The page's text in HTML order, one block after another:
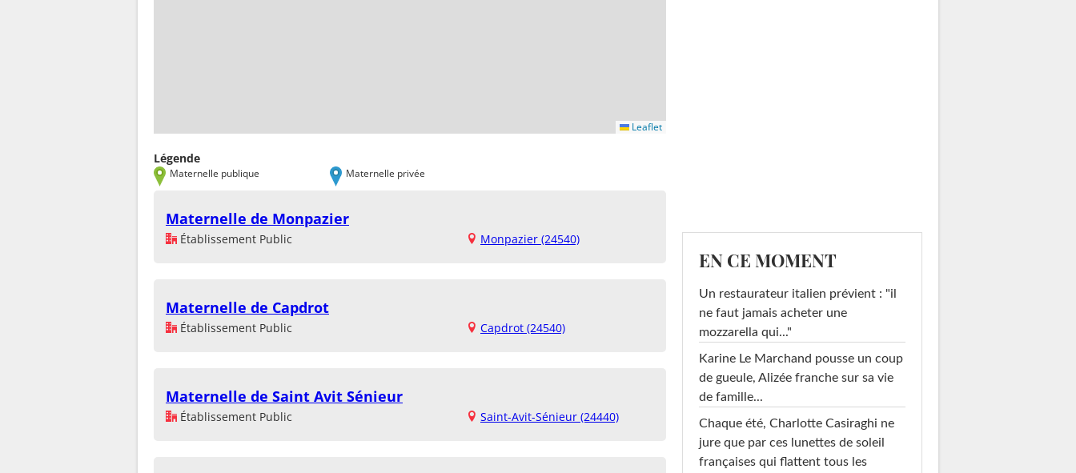
Leaflet
Légende
Maternelle publique Maternelle privée
Maternelle de Monpazier
Établissement Public Monpazier (24540)
Maternelle de Capdrot
Établissement Public Capdrot (24540)
Maternelle de Saint Avit Sénieur
Établissement Public Saint-Avit-Sénieur (24440)
EN CE MOMENT
Un restaurateur italien prévient : "il
ne faut jamais acheter une
mozzarella qui..."
Karine Le Marchand pousse un coup
de gueule, Alizée franche sur sa vie
de famille...
Chaque été, Charlotte Casiraghi ne
jure que par ces lunettes de soleil
françaises qui flattent tous les